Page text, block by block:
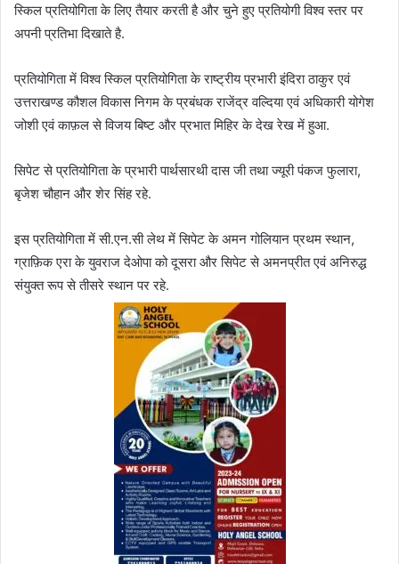
स्किल प्रतियोगिता के लिए तैयार करती है और चुने हुए प्रतियोगी विश्व स्तर पर
अपनी प्रतिभा दिखाते है.
प्रतियोगिता में विश्व स्किल प्रतियोगिता के राष्ट्रीय प्रभारी इंदिरा ठाकुर एवं
उत्तराखण्ड कौशल विकास निगम के प्रबंधक राजेंद्र वल्दिया एवं अधिकारी योगेश
जोशी एवं काफ़ल से विजय बिष्ट और प्रभात मिहिर के देख रेख में हुआ.
सिपेट से प्रतियोगिता के प्रभारी पार्थसारथी दास जी तथा ज्यूरी पंकज फुलारा,
बृजेश चौहान और शेर सिंह रहे.
इस प्रतियोगिता में सी.एन.सी लेथ में सिपेट के अमन गोलियान प्रथम स्थान,
ग्राफ़िक एरा के युवराज देओपा को दूसरा और सिपेट से अमनप्रीत एवं अनिरुद्ध
संयुक्त रूप से तीसरे स्थान पर रहे.